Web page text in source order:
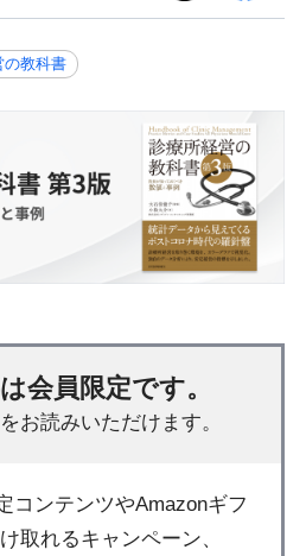
の教科書
会員限定です。
お読みいただけます。
コンテンツやAmazonギフ
取れるキャンペーン、